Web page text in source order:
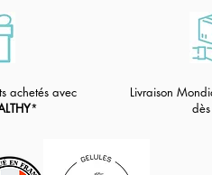
achetés avec
*
Livraison